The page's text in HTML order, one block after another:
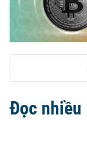
Đọc nhiều